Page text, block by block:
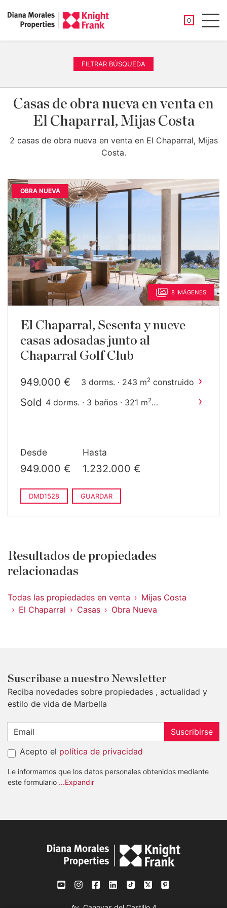
0
FILTRAR BÚSQUEDA
Casas de obra nueva en venta en
El Chaparral, Mijas Costa
2 casas de obra nueva en venta en El Chaparral, Mijas
Costa.
OBRA NUEVA
8 IMÁGENES
El Chaparral, Sesenta y nueve
casas adosadas junto al
Chaparral Golf Club
949.000 € 3 dorms. · 243 m2 construido ›
Sold 4 dorms. · 3 baños · 321 m2 ›
Desde
949.000 €
Hasta
1.232.000 €
DMD1528 GUARDAR
Resultados de propiedades
relacionadas
Todas las propiedades en venta
Mijas Costa
El Chaparral
Casas Obra Nueva
Suscribase a nuestro Newsletter
Reciba novedades sobre propiedades , actualidad y
estilo de vida de Marbella
Suscribirse
Acepto el política de privacidad
Le informamos que los datos personales obtenidos mediante
este formulario ...Expandir